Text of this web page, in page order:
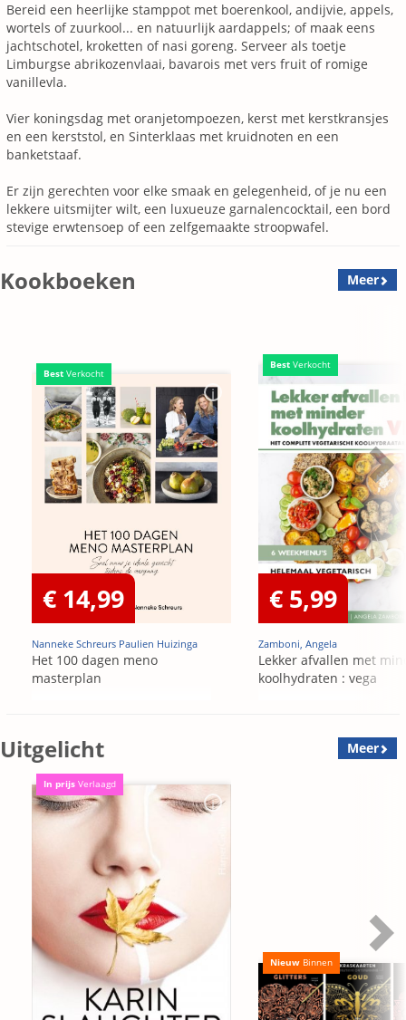
Bereid een heerlijke stamppot met boerenkool, andijvie, appels,
wortels of zuurkool... en natuurlijk aardappels; of maak eens
jachtschotel, kroketten of nasi goreng. Serveer als toetje
Limburgse abrikozenvlaai, bavarois met vers fruit of romige
vanillevla.
Vier koningsdag met oranjetompoezen, kerst met kerstkransjes
en een kerststol, en Sinterklaas met kruidnoten en een
banketstaaf.
Er zijn gerechten voor elke smaak en gelegenheid, of je nu een
lekkere uitsmijter wilt, een luxueuze garnalencocktail, een bord
stevige erwtensoep of een zelfgemaakte stroopwafel.
Kookboeken Meer
Best Verkocht
€ 14,99
Nanneke Schreurs Paulien Huizinga
Het 100 dagen meno
masterplan
Best Verkocht
€ 5,99
Zamboni, Angela
Lekker afvallen met
koolhydraten : vega
Uitgelicht Meer
In prijs Verlaagd
Nieuw Binnen